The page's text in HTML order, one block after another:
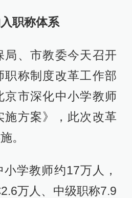
职称体系
局、市教委今天召开
职称制度改革工作部
京市深化中小学教师
施方案》，此次改革
。
学教师约17万人，
万人、中级职称7.9